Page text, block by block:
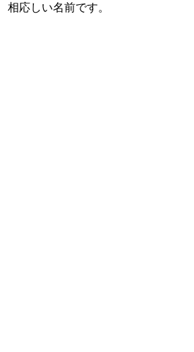
相応しい名前です。